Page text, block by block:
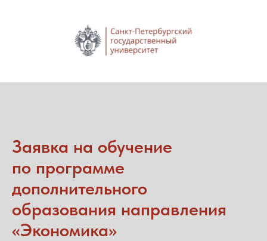
Заявка на обучение
по программе
дополнительного
образования направления
«Экономика»